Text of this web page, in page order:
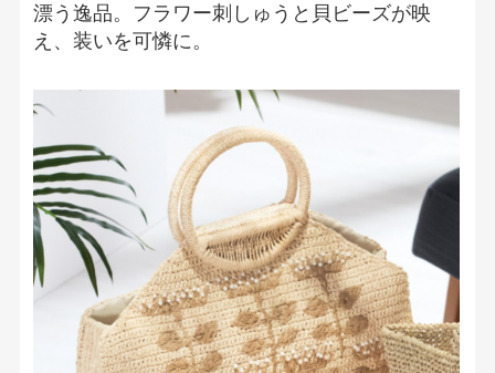
漂う逸品。フラワー刺しゅうと貝ビーズが映
え、装いを可憐に。